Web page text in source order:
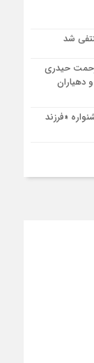
ایران – مشهد
نجف
شد
حیدری
دهیاران
«فرزند